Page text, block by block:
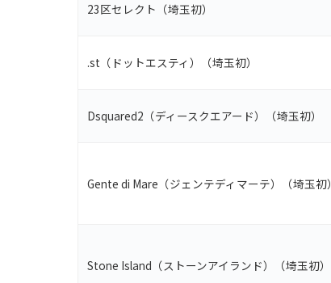
23区セレクト（埼玉初）
.st（ドットエスティ）（埼玉初）
Dsquared2（ディースクエアード）（埼玉初）
Gente di Mare（ジェンテディマーテ）（埼玉初）
Stone Island（ストーンアイランド）（埼玉初）